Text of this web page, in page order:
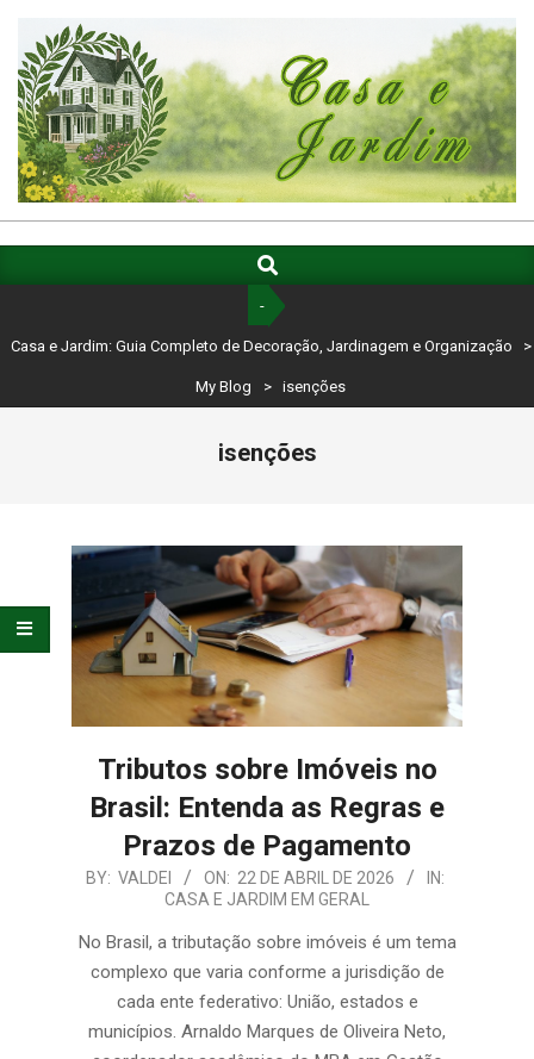
content
CASA
E
GUIA
COMPLETO
DECORAÇÃO,
ORGANIZAÇÃO
Navigation
Search
-
Casa e Jardim: Guia Completo de Decoração, Jardinagem e Organização >
My Blog > isenções
isenções
Tributos sobre Imóveis no
Brasil: Entenda as Regras e
Prazos de Pagamento
2026-
22
BY: VALDEI ON: 22 DE ABRIL DE 2026
IN:
CASA E JARDIM EM GERAL
No Brasil, a tributação sobre imóveis é um tema
complexo que varia conforme a jurisdição de
cada ente federativo: União, estados e
municípios. Arnaldo Marques de Oliveira Neto,